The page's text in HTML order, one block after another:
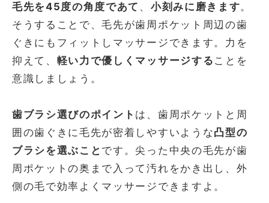
毛先を45度の角度であて 、 小刻みに磨きます。
そうすることで、毛先が歯周ポケット周辺の歯
ぐきにもフィットしマッサージできます。力を
抑えて、 軽い力で優しくマッサージする ことを
意識しましょう。
歯ブラシ選びのポイント は、歯周ポケットと周
囲の歯ぐきに毛先が密着しやすいような凸型の
ブラシを選ぶこと です。尖った中央の毛先が歯
周ポケットの奥まで入って汚れをかき出し、外
側の毛で効率よくマッサージできますよ。